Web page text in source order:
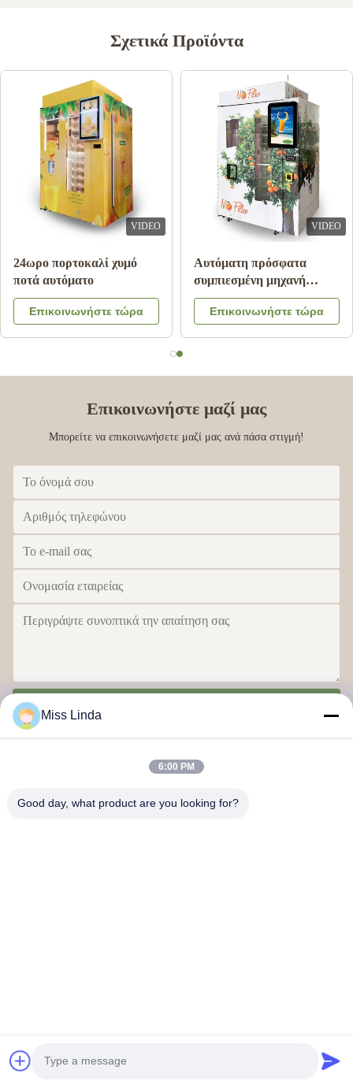
Σχετικά Προϊόντα
VIDEO
24ωρο πορτοκαλί χυμό
ποτά αυτόματο
Επικοινωνήστε τώρα
VIDEO
Αυτόματη πρόσφατα
συμπιεσμένη μηχανή
πώλησης χυμού από
πορτοκάλι για εμπορικό
Επικοινωνήστε τώρα
Επικοινωνήστε μαζί μας
Μπορείτε να επικοινωνήσετε μαζί μας ανά πάσα στιγμή!
Copyright © 2014-2026 China Kingmax Industrial Co.,ltd.. All Rights Reserved.
Miss Linda
6:00 PM
Good day, what product are you looking for?